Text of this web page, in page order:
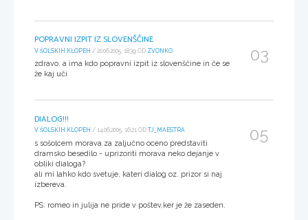
POPRAVNI IZPIT IZ SLOVENŠČINE
V ŠOLSKIH KLOPEH / 20.06.2005, 18:39 OD ZVONKO
zdravo. a ima kdo popravni izpit iz slovenščine in če se
že kaj uči
03
DIALOG!!!
V ŠOLSKIH KLOPEH / 14.06.2005, 16:21 OD TJ_MAESTRA
s sošolcem morava za zaljučno oceno predstaviti
dramsko besedilo - uprizoriti morava neko dejanje v
obliki dialoga?
ali mi lahko kdo svetuje, kateri dialog oz. prizor si naj
izbereva.
PS: romeo in julija ne pride v poštev,ker je že zaseden.
05